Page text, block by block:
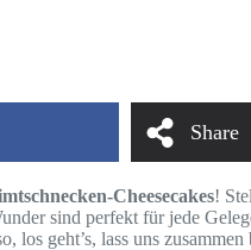
Share
Cheesecakes!
sind perfekt für jede
los geht’s, lass uns zusammen